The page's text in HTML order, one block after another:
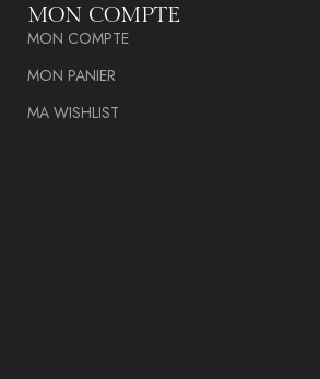
MON COMPTE
MON COMPTE
MON PANIER
MA WISHLIST